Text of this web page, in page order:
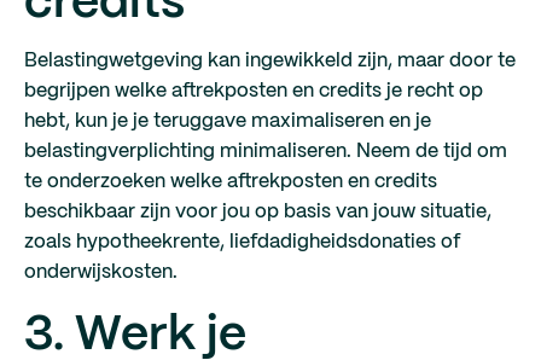
Belastingwetgeving kan ingewikkeld zijn, maar door te
begrijpen welke aftrekposten en credits je recht op
hebt, kun je je teruggave maximaliseren en je
belastingverplichting minimaliseren. Neem de tijd om
te onderzoeken welke aftrekposten en credits
beschikbaar zijn voor jou op basis van jouw situatie,
zoals hypotheekrente, liefdadigheidsdonaties of
onderwijskosten.
3. Werk je